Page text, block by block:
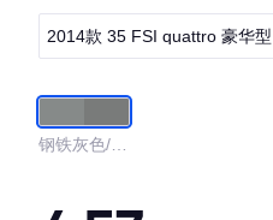
2014款 35 FSI quattro 豪华型
钢铁灰色/钛